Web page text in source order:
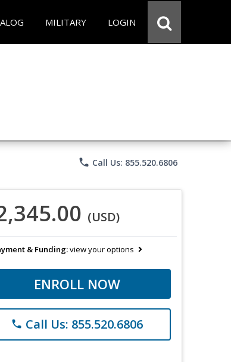
MILITARY LOGIN
phone Call Us: 855.520.6806
(USD)
& Funding:view your options
ENROLL NOW
phone Call Us: 855.520.6806